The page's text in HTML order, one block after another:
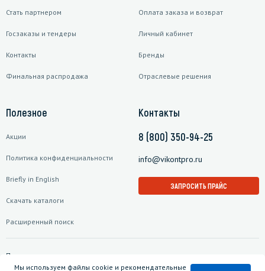
Стать партнером
Госзаказы и тендеры
Контакты
Финальная распродажа
Оплата заказа и возврат
Личный кабинет
Бренды
Отраслевые решения
Полезное
Акции
Политика конфиденциальности
Briefly in English
Скачать каталоги
Расширенный поиск
Контакты
8 (800) 350-94-25
info@vikontpro.ru
ЗАПРОСИТЬ ПРАЙС
Подписаться на рассылку
Мы используем файлы cookie и рекомендательные